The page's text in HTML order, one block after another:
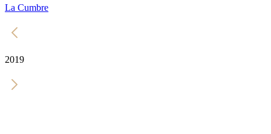
La Cumbre
2019